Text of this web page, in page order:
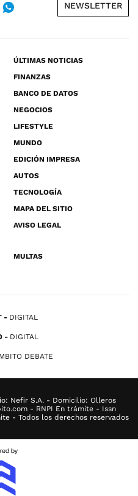
NEWSLETTER
ÚLTIMAS NOTICIAS
FINANZAS
BANCO DE DATOS
NEGOCIOS
LIFESTYLE
MUNDO
EDICIÓN IMPRESA
AUTOS
TECNOLOGÍA
MAPA DEL SITIO
AVISO LEGAL
MULTAS
DIGITAL
DIGITAL
DEBATE
Nefir S.A. - Domicilio: Olleros
- RNPI En trámite - Issn
- Todos los derechos reservados